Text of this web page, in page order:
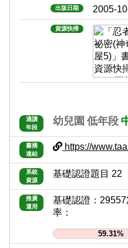
出版日期 2005-
資源快掃
適讀
年段
幼兒園 低年段
書摘
連結
https://
系統
資源
基礎認證題目 22
推廣
運用
基礎認證：
率：
59.31%